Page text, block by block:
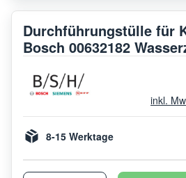
Durchführungstülle für
Bosch 00632182
inkl.
8-15 Werktage